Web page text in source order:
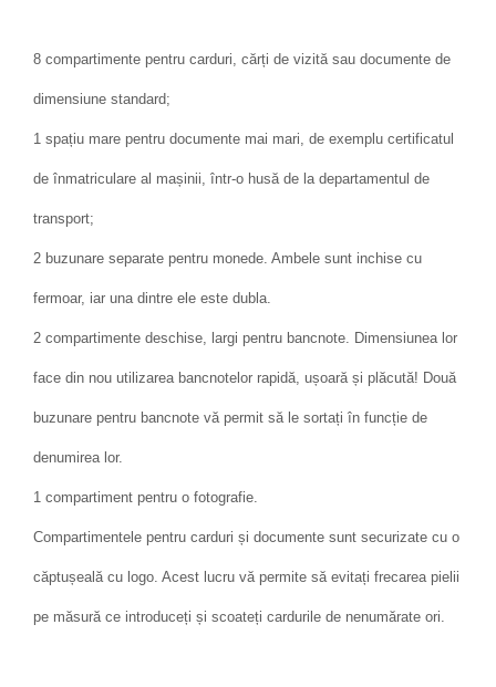
8 compartimente pentru carduri, cărți de vizită sau documente de
dimensiune standard;
1 spațiu mare pentru documente mai mari, de exemplu certificatul
de înmatriculare al mașinii, într-o husă de la departamentul de
transport;
2 buzunare separate pentru monede. Ambele sunt inchise cu
fermoar, iar una dintre ele este dubla.
2 compartimente deschise, largi pentru bancnote. Dimensiunea lor
face din nou utilizarea bancnotelor rapidă, ușoară și plăcută! Două
buzunare pentru bancnote vă permit să le sortați în funcție de
denumirea lor.
1 compartiment pentru o fotografie.
Compartimentele pentru carduri și documente sunt securizate cu o
căptușeală cu logo. Acest lucru vă permite să evitați frecarea pielii
pe măsură ce introduceți și scoateți cardurile de nenumărate ori.